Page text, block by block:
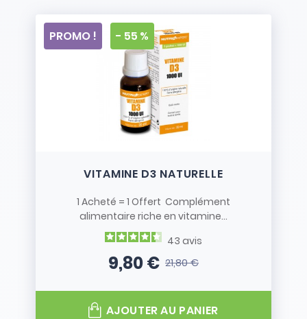
VITAMINE D3 NATURELLE
1 Acheté = 1 Offert Complément
alimentaire riche en vitamine...
43 avis
Prix
9,80 €Prix de base
21,80 €
PROMO ! - 55 %
AJOUTER AU PANIER